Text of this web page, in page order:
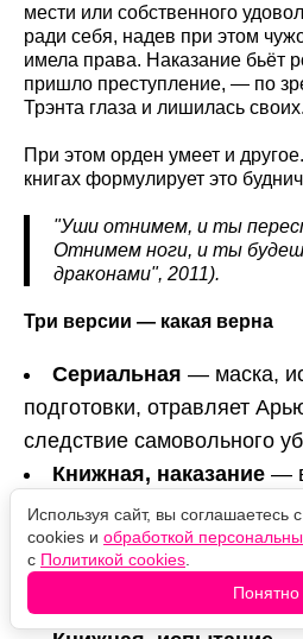
мести или собственного
ради себя, надев при этом
имела права. Наказание бьёт
пришло преступление, — по
Трэнта глаза и лишилась своих.
При этом орден умеет и
книгах формулирует это
"Уши отнимем, и ты
Отнимем ноги, и ты
драконами", 2011).
Три версии — какая верна
Сериальная — маска,
подготовки, отравляет
следствие самовольного
Книжная, наказание —
драконами" Арья слепнет
убивает дезертира
тоже по собственной
питьё, лишающее зрения.
Используя сайт, вы соглашаетесь
cookies и обработкой
с Политикой cookies
Понятно